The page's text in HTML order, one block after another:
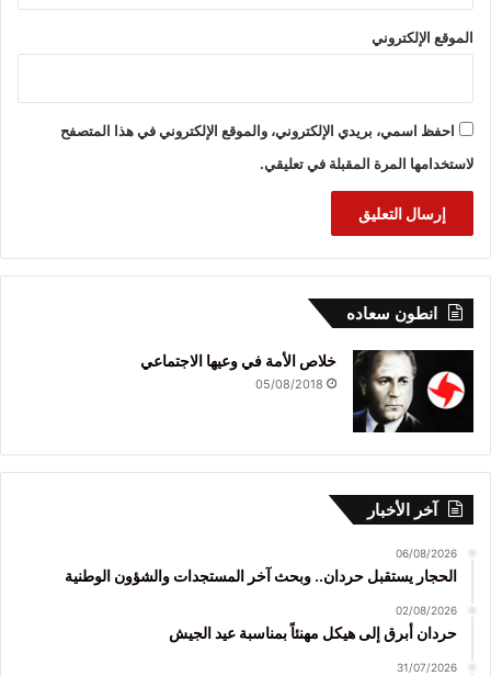
الموقع الإلكتروني
احفظ اسمي، بريدي الإلكتروني، والموقع الإلكتروني في هذا المتصفح
لاستخدامها المرة المقبلة في تعليقي.
انطون سعاده
خلاص الأمة في وعيها الاجتماعي
05/08/2018
آخر الأخبار
06/08/2026
الحجار يستقبل حردان.. وبحث آخر المستجدات والشؤون الوطنية
02/08/2026
حردان أبرق إلى هيكل مهنئاً بمناسبة عيد الجيش
31/07/2026